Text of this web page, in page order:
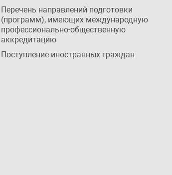
Перечень направлений подготовки
(программ), имеющих международную
профессионально-общественную
аккредитацию
Поступление иностранных граждан